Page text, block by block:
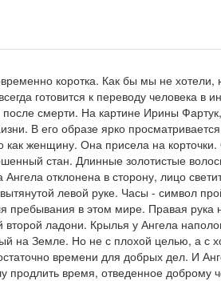
коротка. Как бы мы не хотели,
готовится к переводу человека в
после смерти. На картине Ирины
В его образе ярко
как женщину. Она присела на
стан. Длинные золотистые
Ангела отклонена в сторону, лицо
левой руке. Часы - символ
пребывания в этом мире. Правая рука
второй ладони. Крылья у Ангела
на Земле. Но не с плохой целью, а с
времени для добрых дел. И
продлить время, отведенное доброму